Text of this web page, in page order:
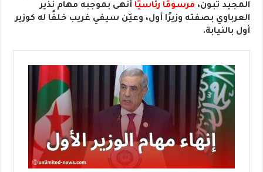
المجيد تبون، مرسومًا رئاسيًا أنهى بموجبه مهام نذير
العرباوي بصفته وزيرًا أول، وعيّن سيفي غريب خلفًا له كوزير
أول بالنيابة.